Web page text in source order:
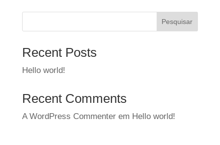
Pesquisar
Recent Posts
Hello world!
Recent Comments
A WordPress Commenterem Hello world!